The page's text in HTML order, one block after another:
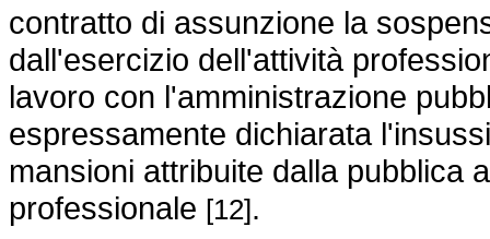
contratto di assunzione la
dall'esercizio dell'attività
lavoro con l'amministrazione
espressamente dichiarata
mansioni attribuite dalla pubblica
professionale [12].